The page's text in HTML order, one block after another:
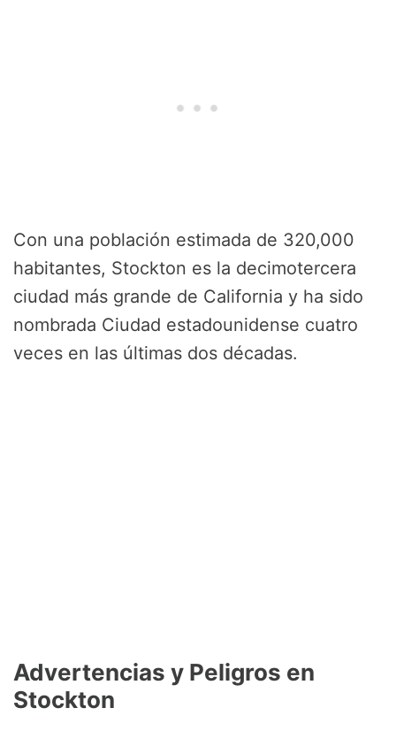
Con una población estimada de 320,000
habitantes, Stockton es la decimotercera
ciudad más grande de California y ha sido
nombrada Ciudad estadounidense cuatro
veces en las últimas dos décadas.
Advertencias y Peligros en
Stockton